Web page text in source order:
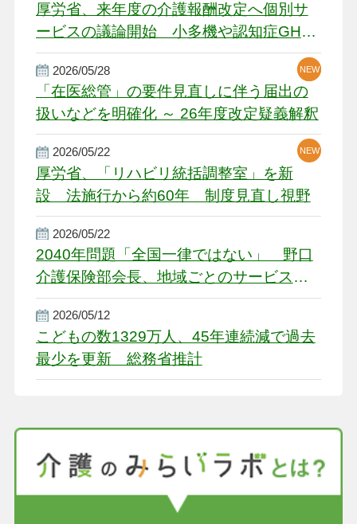
厚労省、来年度の介護報酬改定へ個別サ
ービスの議論開始 小多機や認知症GH、
厳しい経営環境に危機感
2026/05/28
「在医総管」の要件見直しに伴う届出の
扱いなどを明確化 ～ 26年度改定疑義解釈
NEW
NEW
2026/05/22
厚労省、「リハビリ統括調整室」を新
設 法施行から約60年 制度見直し視野
NEW
2026/05/22
2040年問題「全国一律ではない」 野口
介護保険部会長、地域ごとのサービス基
盤整備を促す
2026/05/12
こどもの数1329万人、45年連続減で過去
最少を更新 総務省推計